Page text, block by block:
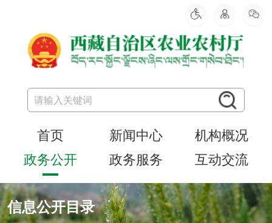
首页 新闻中心
机构概况
政务公开
政务服务 互动交流
信息公开目录